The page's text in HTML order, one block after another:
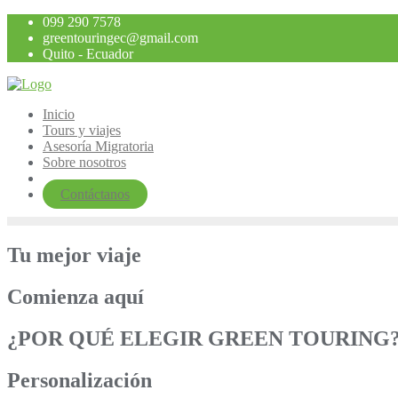
Saltar
contenido
099 290 7578
greentouringec@gmail.com
Quito - Ecuador
Inicio
Tours y viajes
Asesoría Migratoria
Sobre nosotros
Contáctanos
Tu mejor viaje
Comienza aquí
¿POR QUÉ ELEGIR GREEN
Personalización